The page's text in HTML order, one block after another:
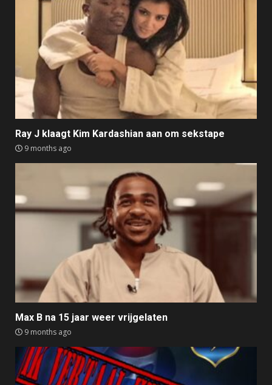
Ray J klaagt Kim Kardashian aan om sekstape
9 months ago
Max B na 15 jaar weer vrijgelaten
9 months ago